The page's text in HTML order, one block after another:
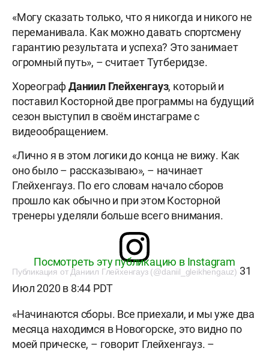
«Могу сказать только, что я никогда и никого не
переманивала. Как можно давать спортсмену
гарантию результата и успеха? Это занимает
огромный путь», – считает Тутберидзе.
ХореографДаниил Глейхенгауз, который и
поставил Косторной две программы на будущий
сезон выступил в своём инстаграме с
видеообращением.
«Лично я в этом логики до конца не вижу. Как
оно было – рассказываю», – начинает
Глейхенгауз. По его словам начало сборов
прошло как обычно и при этом Косторной
тренеры уделяли больше всего внимания.
Посмотреть эту публикацию в Instagram
Публикация от Даниил Глейхенгауз (@daniil_gleikhengauz) 31
Июл 2020 в 8:44 PDT
«Начинаются сборы. Все приехали, и мы уже два
месяца находимся в Новогорске, это видно по
моей прическе, – говорит Глейхенгауз. –